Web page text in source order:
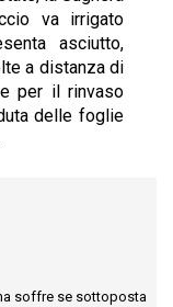
va irrigato
asciutto,
a distanza di
per il rinvaso
delle foglie
soffre se sottoposta